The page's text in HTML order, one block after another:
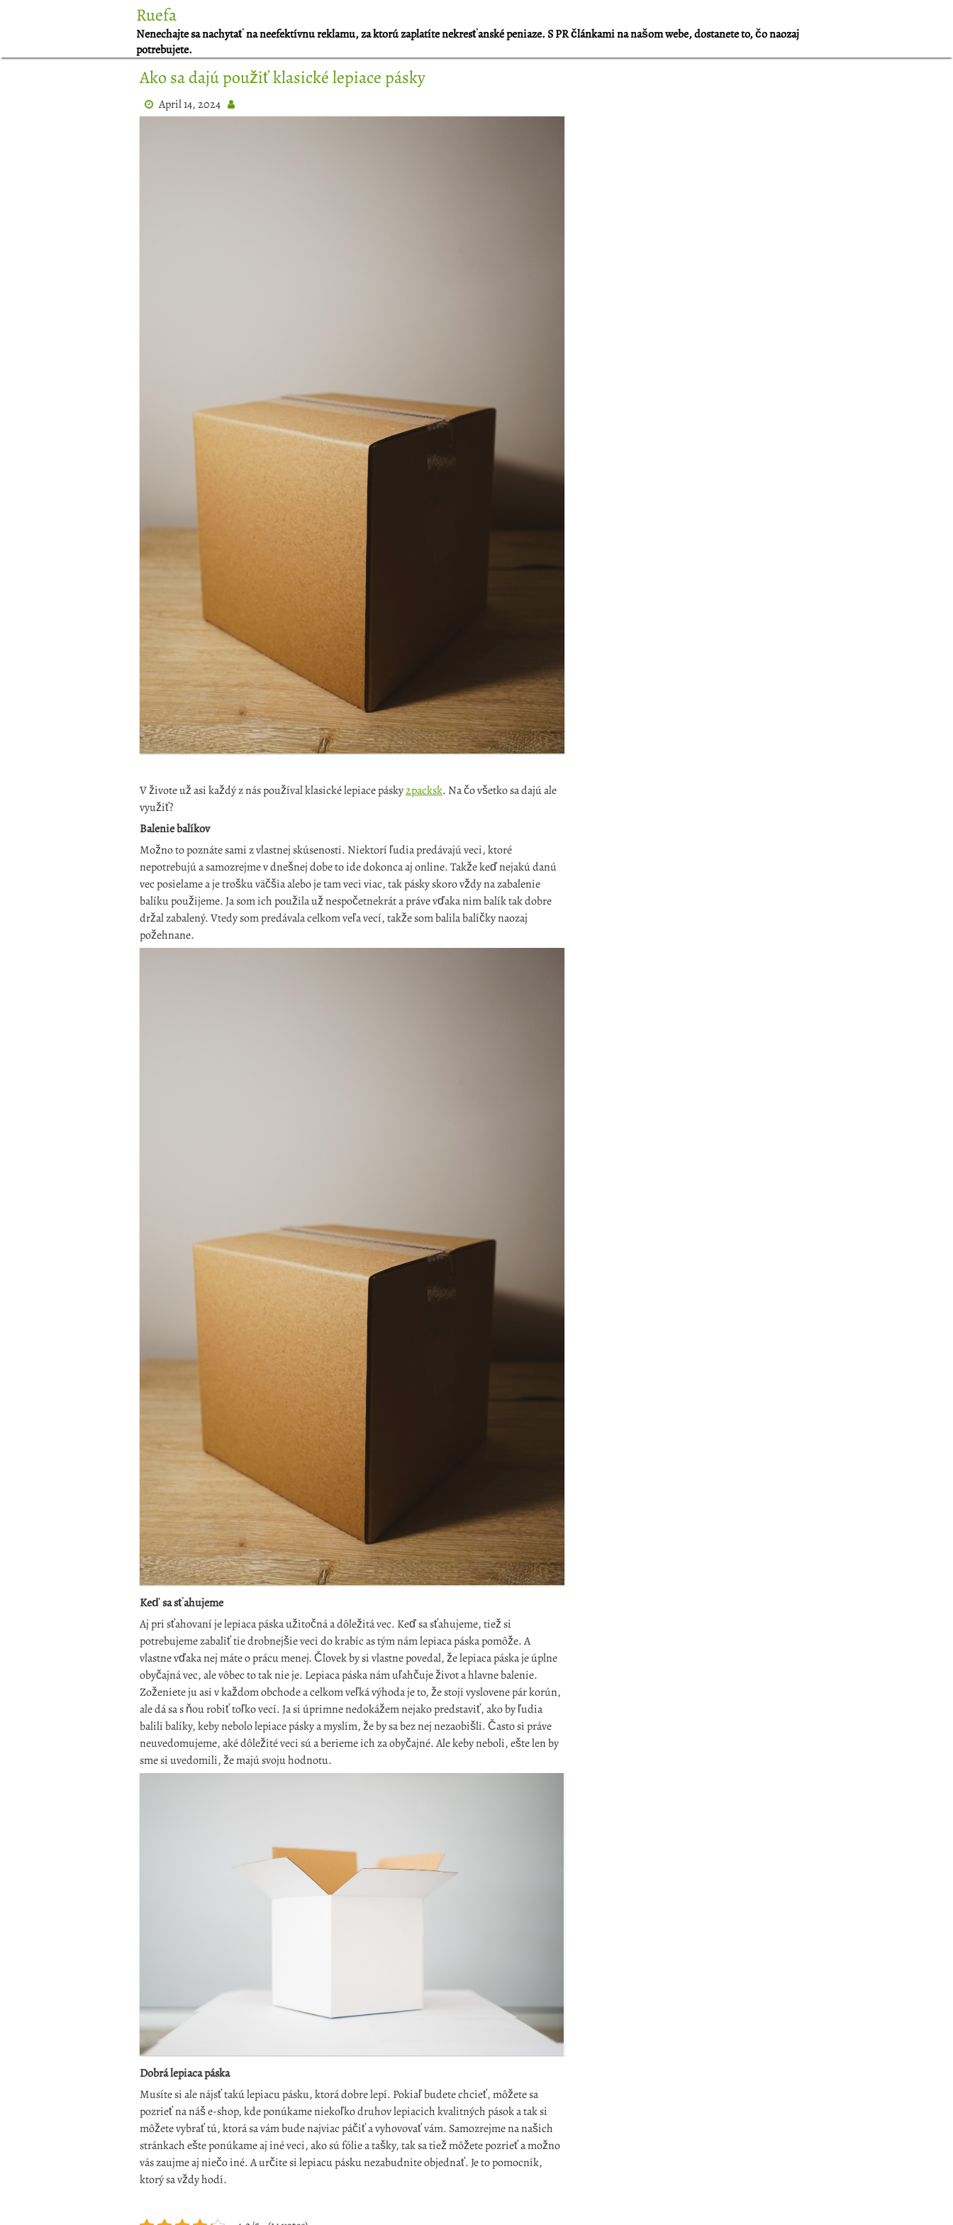
Ruefa
Nenechajte sa nachytať na neefektívnu reklamu, za ktorú zaplatíte nekresťanské peniaze. S PR článkami na našom webe, dostanete to, čo naozaj
potrebujete.
Ako sa dajú použiť klasické lepiace pásky
April 14, 2024
V živote už asi každý z nás používal klasické lepiace pásky2packsk. Na čo všetko sa dajú ale
využiť?
Balenie balíkov
Možno to poznáte sami z vlastnej skúsenosti. Niektorí ľudia predávajú veci, ktoré
nepotrebujú a samozrejme v dnešnej dobe to ide dokonca aj online. Takže keď nejakú danú
vec posielame a je trošku väčšia alebo je tam veci viac, tak pásky skoro vždy na zabalenie
balíku použijeme. Ja som ich použila už nespočetnekrát a práve vďaka nim balík tak dobre
držal zabalený. Vtedy som predávala celkom veľa vecí, takže som balila balíčky naozaj
požehnane.
Keď sa sťahujeme
Aj pri sťahovaní je lepiaca páska užitočná a dôležitá vec. Keď sa sťahujeme, tiež si
potrebujeme zabaliť tie drobnejšie veci do krabíc as tým nám lepiaca páska pomôže. A
vlastne vďaka nej máte o prácu menej. Človek by si vlastne povedal, že lepiaca páska je úplne
obyčajná vec, ale vôbec to tak nie je. Lepiaca páska nám uľahčuje život a hlavne balenie.
Zoženiete ju asi v každom obchode a celkom veľká výhoda je to, že stojí vyslovene pár korún,
ale dá sa s ňou robiť toľko vecí. Ja si úprimne nedokážem nejako predstaviť, ako by ľudia
balili balíky, keby nebolo lepiace pásky a myslím, že by sa bez nej nezaobišli. Často si práve
neuvedomujeme, aké dôležité veci sú a berieme ich za obyčajné. Ale keby neboli, ešte len by
sme si uvedomili, že majú svoju hodnotu.
Dobrá lepiaca páska
Musíte si ale nájsť takú lepiacu pásku, ktorá dobre lepí. Pokiaľ budete chcieť, môžete sa
pozrieť na náš e-shop, kde ponúkame niekoľko druhov lepiacich kvalitných pások a tak si
môžete vybrať tú, ktorá sa vám bude najviac páčiť a vyhovovať vám. Samozrejme na našich
stránkach ešte ponúkame aj iné veci, ako sú fólie a tašky, tak sa tiež môžete pozrieť a možno
vás zaujme aj niečo iné. A určite si lepiacu pásku nezabudnite objednať. Je to pomocník,
ktorý sa vždy hodí.